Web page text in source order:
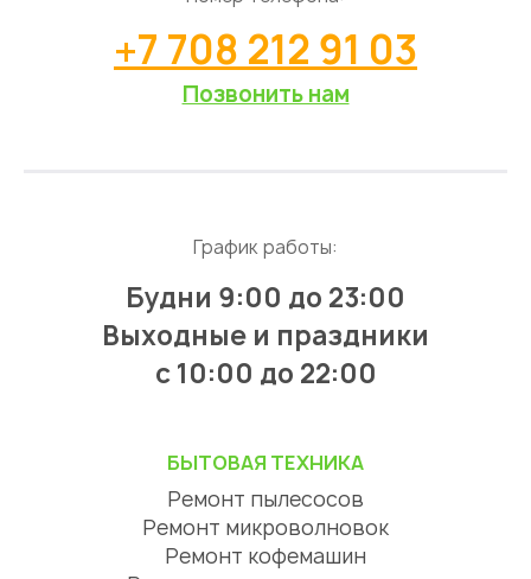
+7 708 212 91 03
Позвонить нам
График работы:
Будни 9:00 до 23:00
Выходные и праздники
с 10:00 до 22:00
БЫТОВАЯ ТЕХНИКА
Ремонт пылесосов
Ремонт микроволновок
Ремонт кофемашин